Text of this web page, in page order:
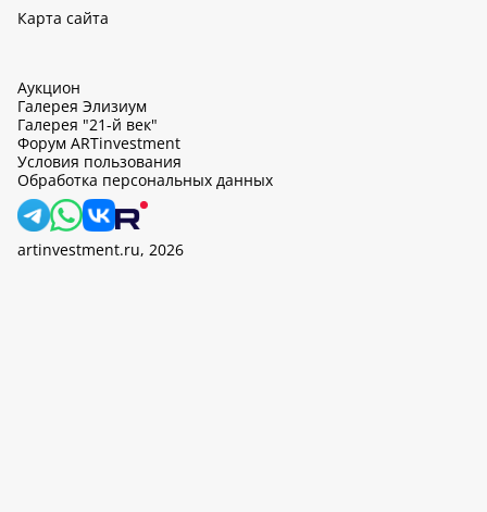
Карта сайта
Аукцион
Галерея Элизиум
Галерея "21-й век"
Форум ARTinvestment
Условия пользования
Обработка персональных данных
artinvestment.ru, 2026